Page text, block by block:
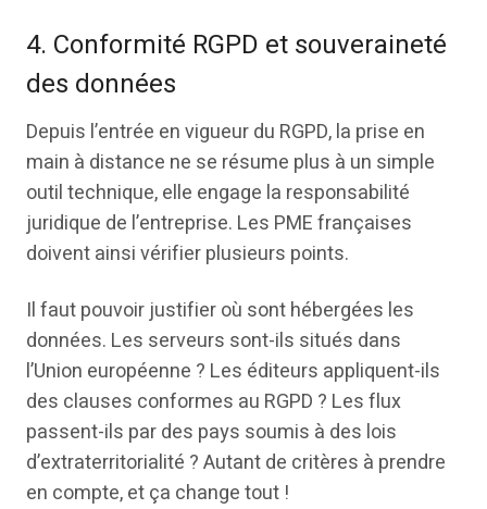
4. Conformité RGPD et souveraineté
des données
Depuis l’entrée en vigueur du RGPD, la prise en
main à distance ne se résume plus à un simple
outil technique, elle engage la responsabilité
juridique de l’entreprise. Les PME françaises
doivent ainsi vérifier plusieurs points.
Il faut pouvoir justifier où sont hébergées les
données. Les serveurs sont-ils situés dans
l’Union européenne ? Les éditeurs appliquent-ils
des clauses conformes au RGPD ? Les flux
passent-ils par des pays soumis à des lois
d’extraterritorialité ? Autant de critères à prendre
en compte, et ça change tout !